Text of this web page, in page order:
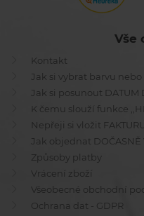
Vše
Kontakt
Jak si vybrat barvu
Jak si posunout DATUM
K čemu slouží funkce
Nepřeji si vložit
Jak objednat DOČASNĚ
Způsoby platby
Vrácení zboží
Všeobecné obchodní
Ochrana dat - GDPR